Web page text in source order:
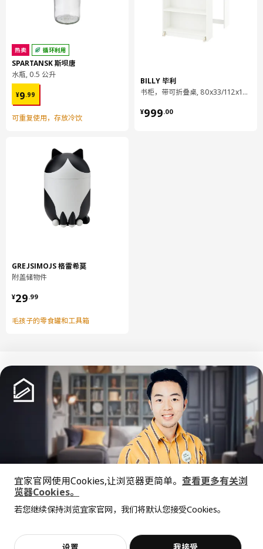
热卖 循环利用
SPARTANSK 斯坝唐
水瓶, 0.5 公升
¥9.99
¥ 9.99
可重复使用，存放冷饮
GREJSIMOJS 格雷希莫
附盖储物件
¥29.99
¥ 29.99
毛孩子的零食罐和工具箱
BILLY 毕利
书柜，带可折叠桌, 80x33/112x106 厘米
¥999.00
¥ 999.00
抱歉，该商品在所选地区暂时缺货。
加入购物袋 立即购买
中文 English
© Inter IKEA Systems B.V. 1999-2026
上海工商
沪公网安备 31010402001069号
宜家AI购物助手算法 网信算备310104755117001240013号
价格透明，设计专业，现货供应
宜家官网使用Cookies,让浏览器更简单。 查看更多有关浏
览器Cookies。
若您继续保持浏览宜家官网，我们将默认您接受Cookies。